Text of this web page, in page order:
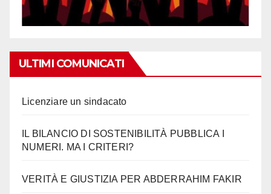
ULTIMI COMUNICATI
Licenziare un sindacato
IL BILANCIO DI SOSTENIBILITÀ PUBBLICA I
NUMERI. MA I CRITERI?
VERITÀ E GIUSTIZIA PER ABDERRAHIM FAKIR